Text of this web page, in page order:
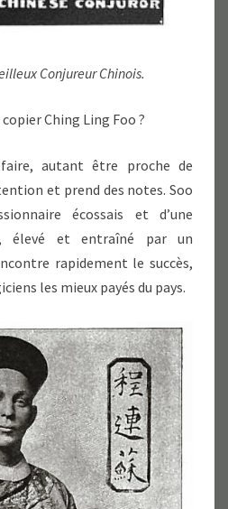
Conjureur Chinois.
Ching Ling Foo ?
autant être proche de
et prend des notes. Soo
écossais et d’une
élevé et entraîné par un
rapidement le succès,
les mieux payés du pays.